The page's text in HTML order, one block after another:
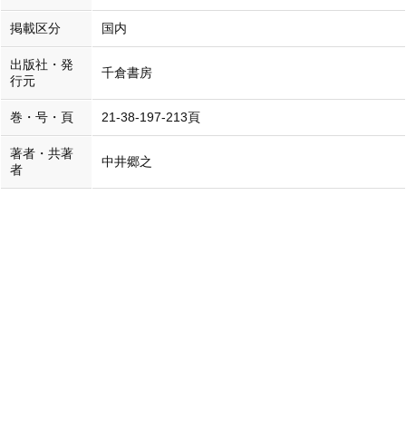
掲載区分 国内
出版社・発
行元
千倉書房
巻・号・頁 21‐38-197‐213頁
著者・共著
者
中井郷之